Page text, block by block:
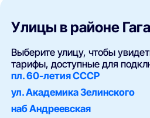
Улицы в районе
Выберите улицу, чтобы
тарифы, доступные для
пл. 60-летия СССР
ул. Академика Зелинского
наб Андреевская